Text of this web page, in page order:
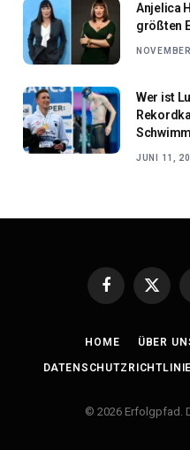
Anjelica
größten
Wer ist
JUNI 11,
Facebook
X
HOME ÜBER
DATENSCHUTZRICHTLINIE
© 2026 Erfolgpfad.